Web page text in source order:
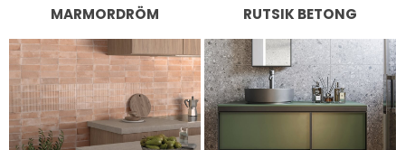
MARMORDRÖM RUTSIK BETONG